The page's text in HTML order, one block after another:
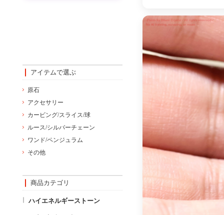
アイテムで選ぶ
原石
アクセサリー
カービング/スライス/球
ルース/シルバーチェーン
ワンド/ペンジュラム
その他
商品カテゴリ
ハイエネルギーストーン